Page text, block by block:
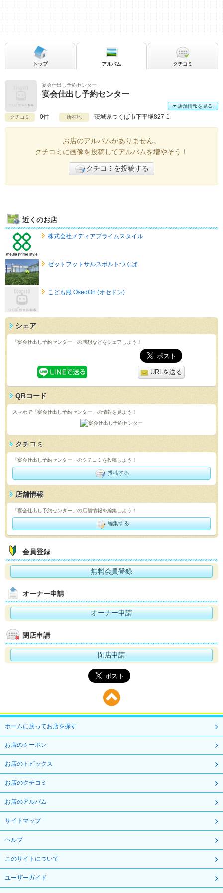
宴会仕出し予約センター
宴会仕出し予約センター
クチコミ 0件 所在地 茨城県つくば市下平塚827-1
店舗情報を見る
トップ アルバム クチコミ
お店のアルバムがありません。
クチコミに画像を投稿してアルバムを増やそう！
クチコミを投稿する
近くのお店
株式会社メディアプライムスタイル
ゼットフットサルスポルトつくば
こども服 OsedOn (オセドン)
シェア
「宴会仕出し予約センター」の感想などをシェアしよう！
URLを送る
QRコード
スマホで「宴会仕出し予約センター」の情報を見よう！
クチコミ
「宴会仕出し予約センター」のクチコミを投稿しよう！
投稿する
店舗情報
「宴会仕出し予約センター」の店舗情報を編集しよう！
編集する
会員登録
無料会員登録
オーナー申請
オーナー申請
閉店申請
閉店申請
ホームに戻ってお店を探す
お店のクーポン
お店のトピックス
お店のクチコミ
お店のアルバム
サイトマップ
ヘルプ
このサイトについて
ユーザーガイド